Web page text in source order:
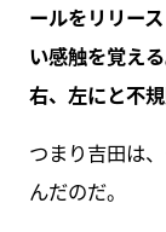
ールをリリー
い感触を覚え
右、左にと不
つまり吉田は
んだのだ。